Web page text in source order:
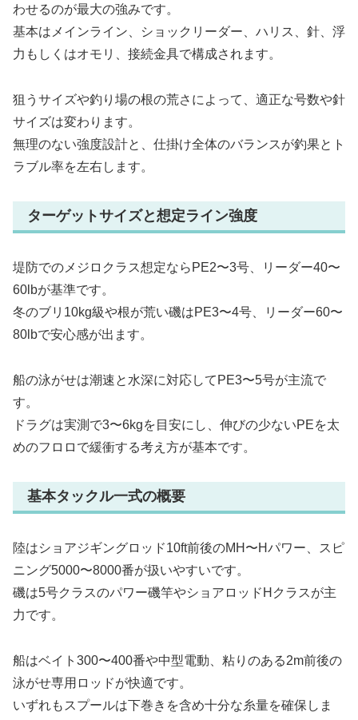
わせるのが最大の強みです。
基本はメインライン、ショックリーダー、ハリス、針、浮
力もしくはオモリ、接続金具で構成されます。
狙うサイズや釣り場の根の荒さによって、適正な号数や針
サイズは変わります。
無理のない強度設計と、仕掛け全体のバランスが釣果とト
ラブル率を左右します。
ターゲットサイズと想定ライン強度
堤防でのメジロクラス想定ならPE2〜3号、リーダー40〜
60lbが基準です。
冬のブリ10kg級や根が荒い磯はPE3〜4号、リーダー60〜
80lbで安心感が出ます。
船の泳がせは潮速と水深に対応してPE3〜5号が主流で
す。
ドラグは実測で3〜6kgを目安にし、伸びの少ないPEを太
めのフロロで緩衝する考え方が基本です。
基本タックル一式の概要
陸はショアジギングロッド10ft前後のMH〜Hパワー、スピ
ニング5000〜8000番が扱いやすいです。
磯は5号クラスのパワー磯竿やショアロッドHクラスが主
力です。
船はベイト300〜400番や中型電動、粘りのある2m前後の
泳がせ専用ロッドが快適です。
いずれもスプールは下巻きを含め十分な糸量を確保しま